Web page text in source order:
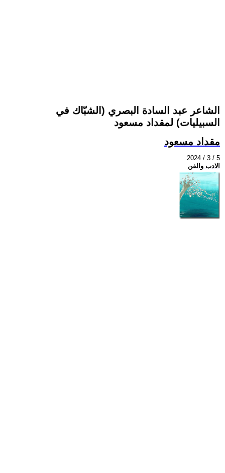
الشاعر عبد السادة البصري (الشبّاك في
السبيليات) لمقداد مسعود
مقداد مسعود
2024 / 3 / 5
الادب والفن